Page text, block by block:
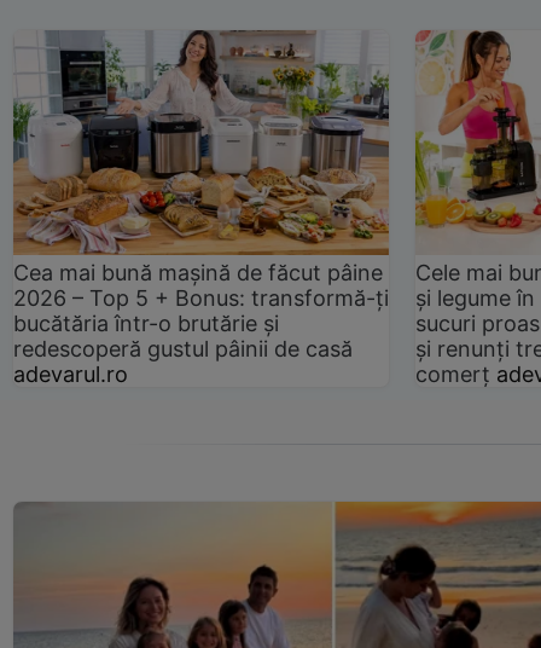
Cea mai bună mașină de făcut pâine
2026 – Top 5 + Bonus: transformă-ți
bucătăria într-o brutărie și
redescoperă gustul pâinii de casă
adevarul.ro
Cele mai
și legume
sucuri
și renunți
comerț